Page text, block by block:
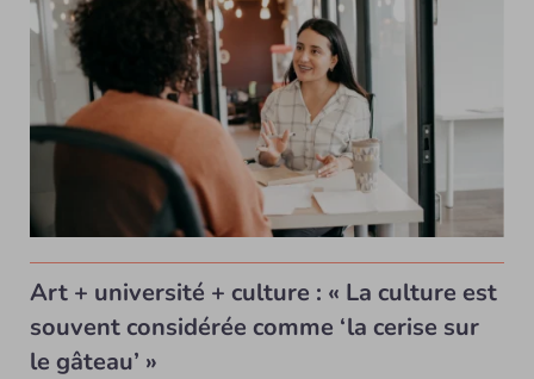
Art + université + culture : « La culture est
souvent considérée comme ‘la cerise sur
le gâteau’ »